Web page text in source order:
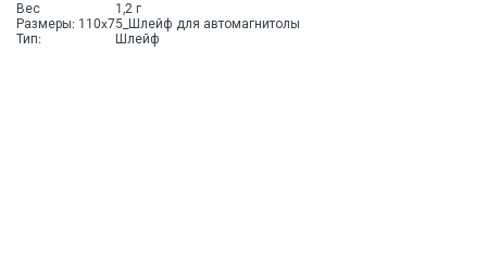
Вес
1,2 г
Размеры: 110x75_Шлейф для автомагнитолы
Тип:
Шлейф